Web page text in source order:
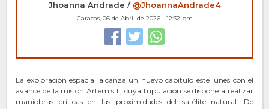
Jhoanna Andrade / @JhoannaAndrade4
Caracas, 06 de Abril de 2026 - 12:32 pm
La exploración espacial alcanza un nuevo capítulo este lunes con el
avance de la misión Artemis II, cuya tripulación se dispone a realizar
maniobras críticas en las proximidades del satélite natural. De